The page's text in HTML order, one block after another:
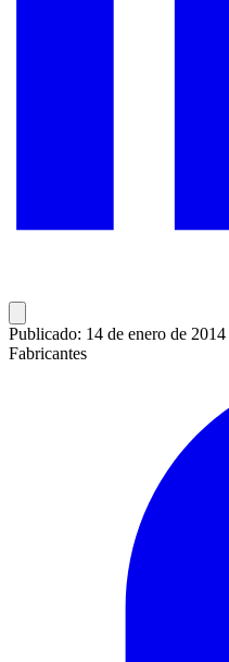
Publicado: 14 de enero de 2014
Fabricantes